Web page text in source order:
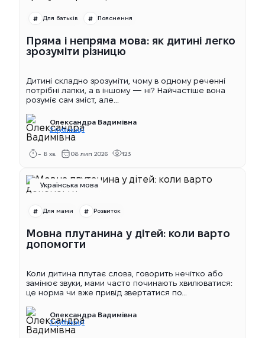
Для батьків Пояснення
Пряма і непряма мова: як дитині легко
зрозуміти різницю
Дитині складно зрозуміти, чому в одному реченні
потрібні лапки, а в іншому — ні? Найчастіше вона
розуміє сам зміст, але...
Олександра Вадимівна
2 публікації
~ 8 хв. 08 лип 2026 123
Українська мова
Для мами Розвиток
Мовна плутанина у дітей: коли варто
допомогти
Коли дитина плутає слова, говорить нечітко або
замінює звуки, мами часто починають хвилюватися:
це норма чи вже привід звертатися по...
Олександра Вадимівна
2 публікації